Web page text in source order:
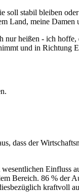
stabil bleiben
Land, meine Damen
heißen - ich
und in Richtung
dass der
Bereich. 86 % der
kraftvoll